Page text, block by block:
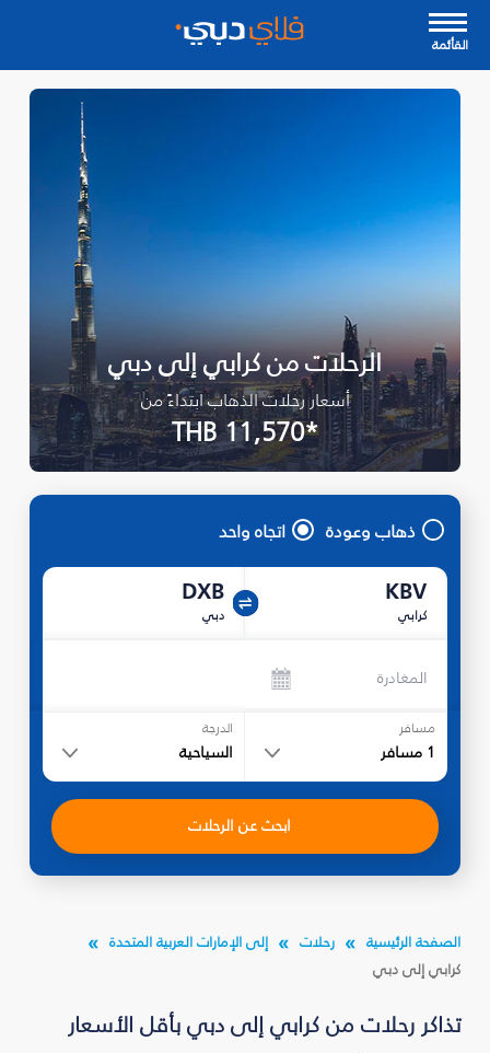
القأئمة
الرحلات من كرابي إلى دبي
أسعار رحلات الذهاب ابتداءً من
*THB 11,570
ذهاب وعودة اتجاه واحد
KBV
كرابي
DXB
دبي
المغادرة
مسافر
1 مسافر
الدرجة
السياحية
ابحث عن الرحلات
الصفحة الرئيسية رحلات
إلى الإمارات العربية المتحدة
كرابي إلى دبي
تذاكر رحلات من كرابي إلى دبي بأقل الأسعار